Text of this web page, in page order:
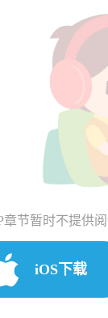
章节暂时不提供
iOS下载